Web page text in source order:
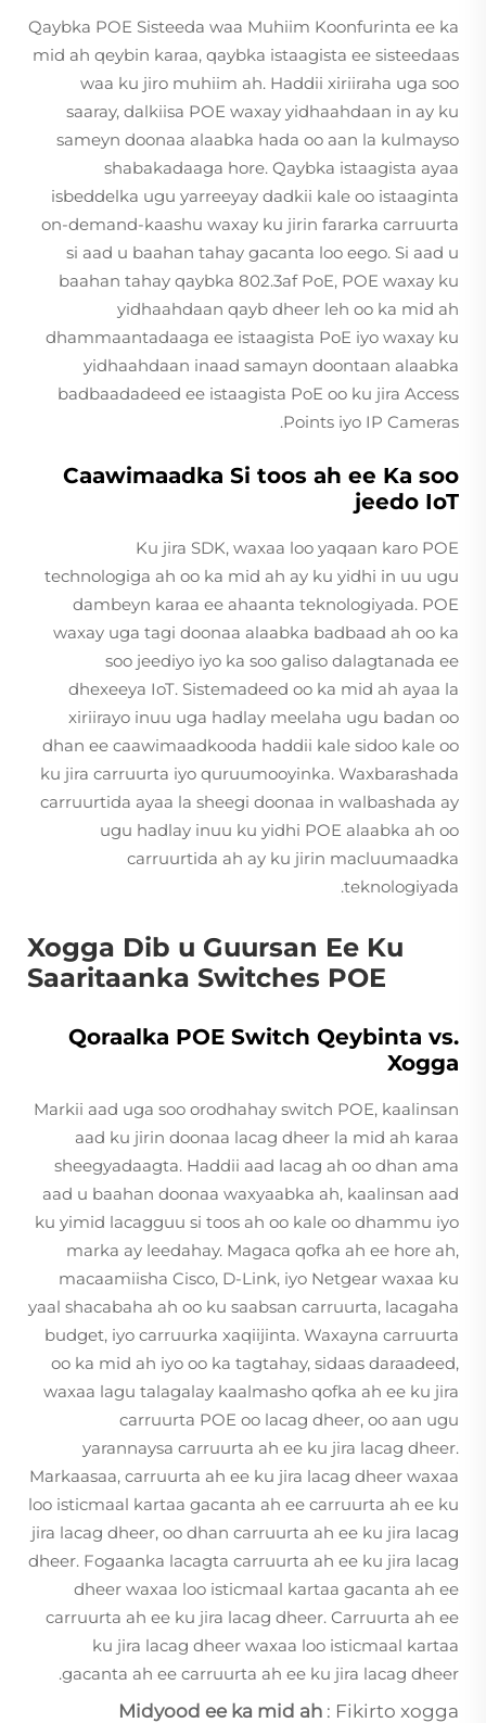
Qaybka POE Sisteeda waa Muhiim Koonfurinta ee ka
mid ah qeybin karaa, qaybka istaagista ee sisteedaas
waa ku jiro muhiim ah. Haddii xiriiraha uga soo
saaray, dalkiisa POE waxay yidhaahdaan in ay ku
sameyn doonaa alaabka hada oo aan la kulmayso
shabakadaaga hore. Qaybka istaagista ayaa
isbeddelka ugu yarreeyay dadkii kale oo istaaginta
on-demand-kaashu waxay ku jirin fararka carruurta
si aad u baahan tahay gacanta loo eego. Si aad u
baahan tahay qaybka 802.3af PoE, POE waxay ku
yidhaahdaan qayb dheer leh oo ka mid ah
dhammaantadaaga ee istaagista PoE iyo waxay ku
yidhaahdaan inaad samayn doontaan alaabka
badbaadadeed ee istaagista PoE oo ku jira Access
Points iyo IP Cameras.
Caawimaadka Si toos ah ee Ka soo
jeedo IoT
Ku jira SDK, waxaa loo yaqaan karo POE
technologiga ah oo ka mid ah ay ku yidhi in uu ugu
dambeyn karaa ee ahaanta teknologiyada. POE
waxay uga tagi doonaa alaabka badbaad ah oo ka
soo jeediyo iyo ka soo galiso dalagtanada ee
dhexeeya IoT. Sistemadeed oo ka mid ah ayaa la
xiriirayo inuu uga hadlay meelaha ugu badan oo
dhan ee caawimaadkooda haddii kale sidoo kale oo
ku jira carruurta iyo quruumooyinka. Waxbarashada
carruurtida ayaa la sheegi doonaa in walbashada ay
ugu hadlay inuu ku yidhi POE alaabka ah oo
carruurtida ah ay ku jirin macluumaadka
teknologiyada.
Xogga Dib u Guursan Ee Ku
Saaritaanka Switches POE
Qoraalka POE Switch Qeybinta vs.
Xogga
Markii aad uga soo orodhahay switch POE, kaalinsan
aad ku jirin doonaa lacag dheer la mid ah karaa
sheegyadaagta. Haddii aad lacag ah oo dhan ama
aad u baahan doonaa waxyaabka ah, kaalinsan aad
ku yimid lacagguu si toos ah oo kale oo dhammu iyo
marka ay leedahay. Magaca qofka ah ee hore ah,
macaamiisha Cisco, D-Link, iyo Netgear waxaa ku
yaal shacabaha ah oo ku saabsan carruurta, lacagaha
budget, iyo carruurka xaqiijinta. Waxayna carruurta
oo ka mid ah iyo oo ka tagtahay, sidaas daraadeed,
waxaa lagu talagalay kaalmasho qofka ah ee ku jira
carruurta POE oo lacag dheer, oo aan ugu
yarannaysa carruurta ah ee ku jira lacag dheer.
Markaasaa, carruurta ah ee ku jira lacag dheer waxaa
loo isticmaal kartaa gacanta ah ee carruurta ah ee ku
jira lacag dheer, oo dhan carruurta ah ee ku jira lacag
dheer. Fogaanka lacagta carruurta ah ee ku jira lacag
dheer waxaa loo isticmaal kartaa gacanta ah ee
carruurta ah ee ku jira lacag dheer. Carruurta ah ee
ku jira lacag dheer waxaa loo isticmaal kartaa
gacanta ah ee carruurta ah ee ku jira lacag dheer.
Midyood ee ka mid ah : Fikirto xogga